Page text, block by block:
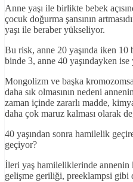
Anne yaşı ile birlikte bebek
çocuk doğurma şansının
yaşı ile beraber yükseliyor.
Bu risk, anne 20 yaşında iken 10
binde 3, anne 40 yaşındayken ise
Mongolizm ve başka
daha sık olmasının nedeni
zaman içinde zararlı madde,
daha çok maruz kalması olarak
40 yaşından sonra hamilelik
geçiyor?
İleri yaş hamileliklerinde annenin
gelişme geriliği, preeklampsi gibi